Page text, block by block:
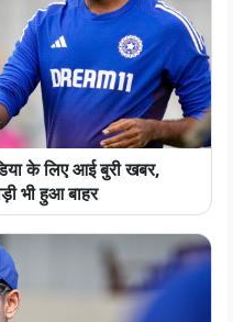
के लिए आई बुरी खबर,
भी हुआ बाहर